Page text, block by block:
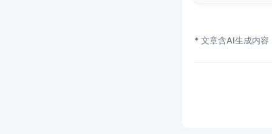
* 文章含AI生成内容